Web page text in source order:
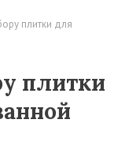
плитки для
плитки